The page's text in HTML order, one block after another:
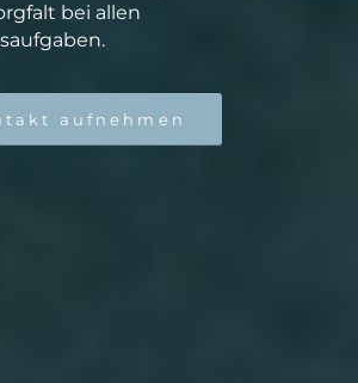
bei allen
aufnehmen